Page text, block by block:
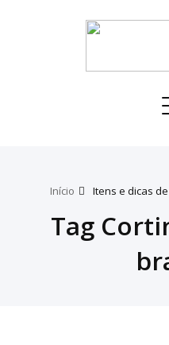
Início Itens e dicas
Tag